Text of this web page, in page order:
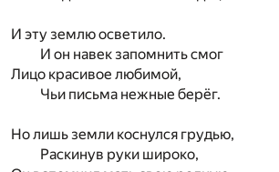
И эту землю осветило.
И он навек запомнить смог
Лицо красивое любимой,
Чьи письма нежные берёг.
Но лишь земли коснулся грудью,
Раскинув руки широко,